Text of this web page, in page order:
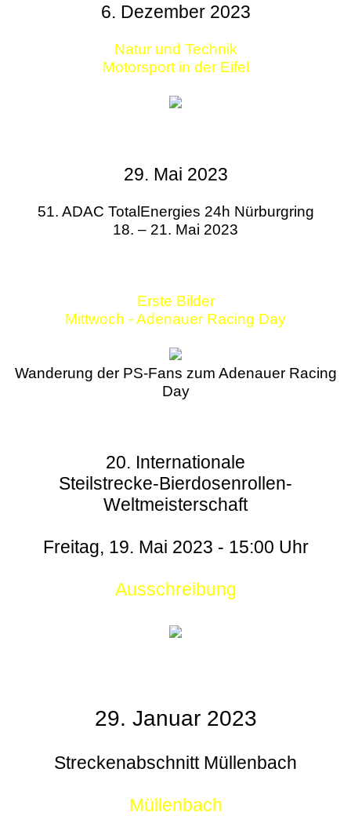
6. Dezember 2023
Natur und Technik
Motorsport in der Eifel
29. Mai 2023
51. ADAC TotalEnergies 24h Nürburgring
18. – 21. Mai 2023
Erste Bilder
Mittwoch - Adenauer Racing Day
Wanderung der PS-Fans zum Adenauer Racing
Day
20. Internationale
Steilstrecke-Bierdosenrollen-
Weltmeisterschaft
Freitag, 19. Mai 2023 - 15:00 Uhr
Ausschreibung
29. Januar 2023
Streckenabschnitt Müllenbach
Müllenbach